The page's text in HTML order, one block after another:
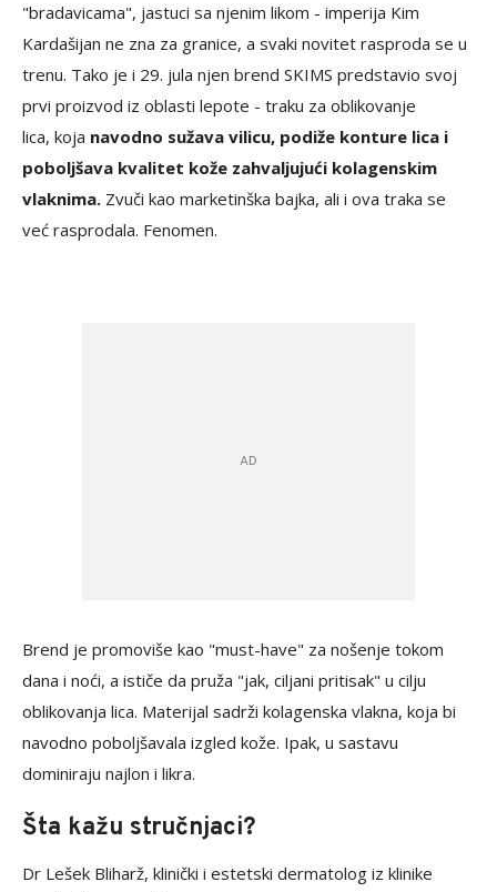
"bradavicama", jastuci sa njenim likom - imperija Kim
Kardašijan ne zna za granice, a svaki novitet rasproda se u
trenu. Tako je i 29. jula njen brend SKIMS predstavio svoj
prvi proizvod iz oblasti lepote - traku za oblikovanje
lica, koja navodno sužava vilicu, podiže konture lica i
poboljšava kvalitet kože zahvaljujući kolagenskim
vlaknima. Zvuči kao marketinška bajka, ali i ova traka se
već rasprodala. Fenomen.
Brend je promoviše kao "must-have" za nošenje tokom
dana i noći, a ističe da pruža "jak, ciljani pritisak" u cilju
oblikovanja lica. Materijal sadrži kolagenska vlakna, koja bi
navodno poboljšavala izgled kože. Ipak, u sastavu
dominiraju najlon i likra.
Šta kažu stručnjaci?
Dr Lešek Bliharž, klinički i estetski dermatolog iz klinike